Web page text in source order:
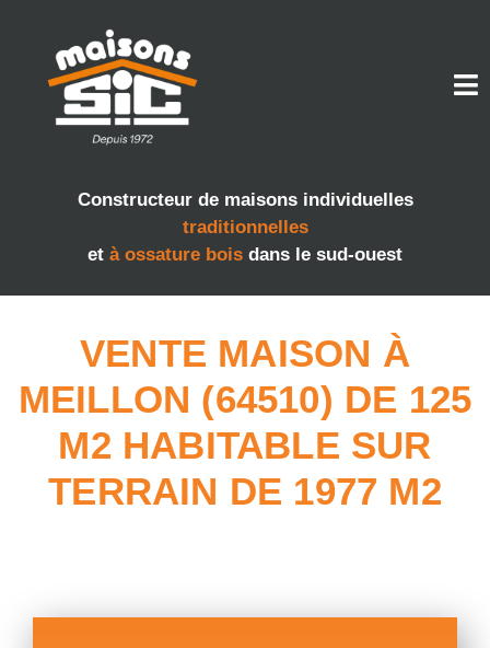
Constructeur de maisons individuelles
traditionnelles
et à ossature bois dans le sud-ouest
VENTE MAISON À
MEILLON (64510) DE 125
M2 HABITABLE SUR
TERRAIN DE 1977 M2